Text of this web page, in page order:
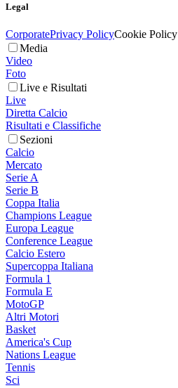
Legal
CorporatePrivacy PolicyCookie Policy
Media
Video
Foto
Live e Risultati
Live
Diretta Calcio
Risultati e Classifiche
Sezioni
Calcio
Mercato
Serie A
Serie B
Coppa Italia
Champions League
Europa League
Conference League
Calcio Estero
Supercoppa Italiana
Formula 1
Formula E
MotoGP
Altri Motori
Basket
America's Cup
Nations League
Tennis
Sci